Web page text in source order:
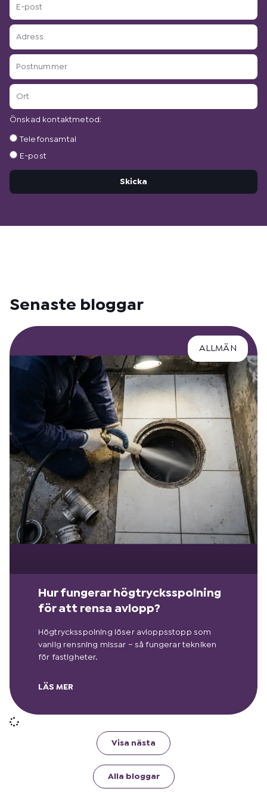
post
Adress
Postnummer
Ort
Önskad kontaktmetod:
Önskad
Telefonsamtal
E-post
Skicka
Senaste bloggar
ALLMÄN
Hur fungerar högtrycksspolning
för att rensa avlopp?
Högtrycksspolning löser avloppsstopp som
vanlig rensning missar – så fungerar tekniken
för fastigheter.
LÄS MER
Visa nästa
Alla bloggar